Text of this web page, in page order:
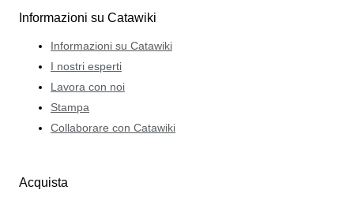
Informazioni su Catawiki
Informazioni su Catawiki
I nostri esperti
Lavora con noi
Stampa
Collaborare con Catawiki
Acquista